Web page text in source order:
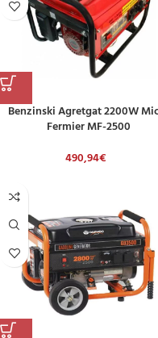
Benzinski Agretgat 2200W
Fermier MF-2500
490,94€